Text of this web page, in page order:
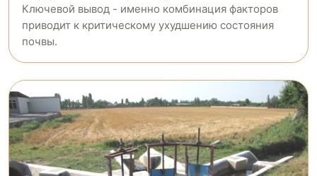
Ключевой вывод - именно комбинация факторов
приводит к критическому ухудшению состояния
почвы.